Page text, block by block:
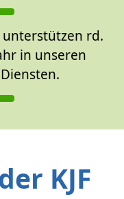
rd.
in unseren
KJF